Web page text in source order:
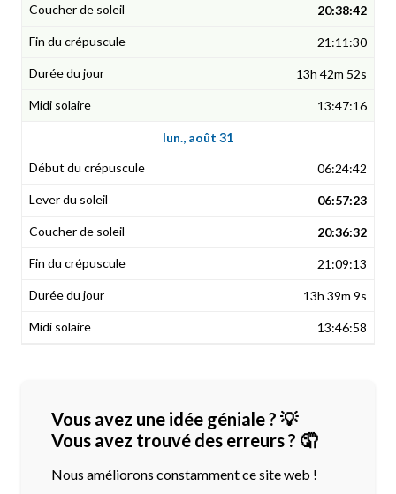
20:38:42
21:11:30
13h 42m 52s
13:47:16
lun., août 31
06:24:42
06:57:23
20:36:32
21:09:13
13h 39m 9s
13:46:58
Vous avez une idée géniale ? 💡
Vous avez trouvé des erreurs ? 🤦
Nous améliorons constamment ce site web !